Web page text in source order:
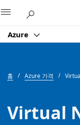
Azure
홈 Azure 가격
Virtual